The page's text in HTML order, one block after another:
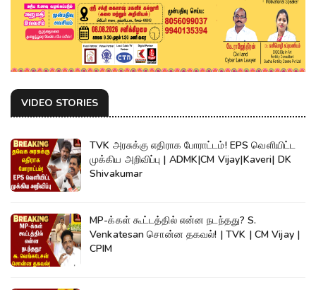
VIDEO STORIES
TVK அரசுக்கு எதிராக போராட்டம்! EPS வெளியிட்ட
முக்கிய அறிவிப்பு | ADMK|CM Vijay|Kaveri| DK
Shivakumar
MP-க்கள் கூட்டத்தில் என்ன நடந்தது? S.
Venkatesan சொன்ன தகவல்! | TVK | CM Vijay |
CPIM